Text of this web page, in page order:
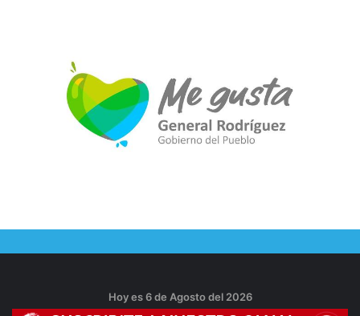
Hoy es 6 de Agosto del 2026